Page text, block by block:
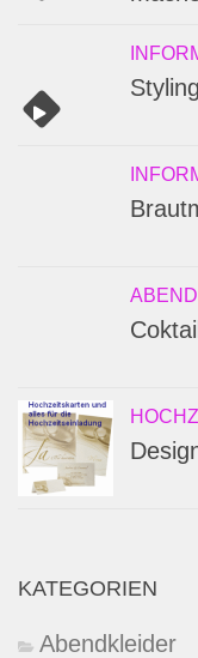
KATEGORIEN
Abendkleider